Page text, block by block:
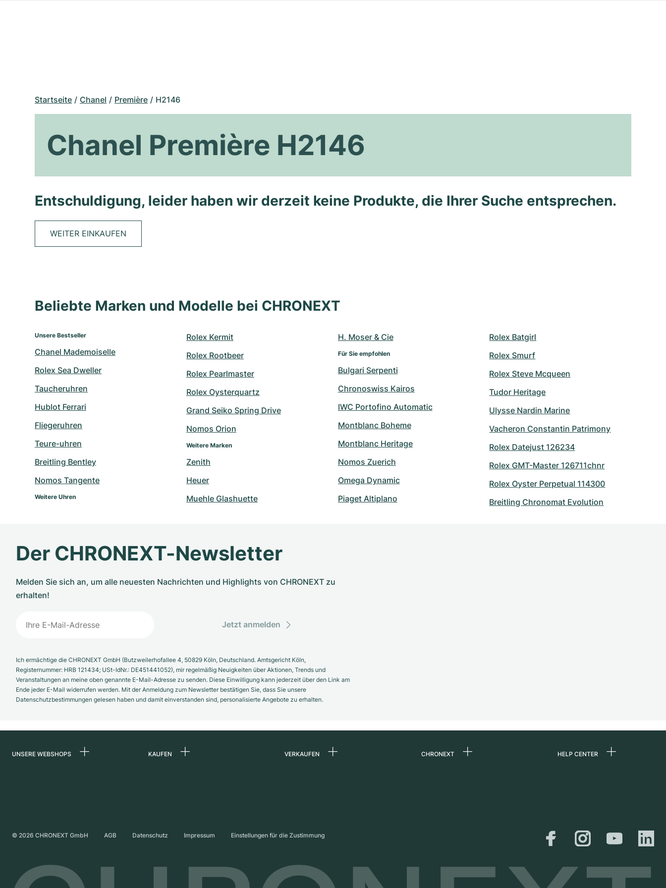
Startseite Chanel Première H2146
Chanel Première H2146
Entschuldigung, leider haben wir derzeit keine Produkte, die Ihrer Suche entsprechen.
WEITER EINKAUFEN
Beliebte Marken und Modelle bei CHRONEXT
Unsere Bestseller
Chanel Mademoiselle
Rolex Sea Dweller
Taucheruhren
Hublot Ferrari
Fliegeruhren
Teure-uhren
Breitling Bentley
Nomos Tangente
Weitere Uhren
Rolex Kermit
Rolex Rootbeer
Rolex Pearlmaster
Rolex Oysterquartz
Grand Seiko Spring Drive
Nomos Orion
Weitere Marken
Zenith
Heuer
Muehle Glashuette
H. Moser & Cie
Für Sie empfohlen
Bulgari Serpenti
Chronoswiss Kairos
IWC Portofino Automatic
Montblanc Boheme
Montblanc Heritage
Nomos Zuerich
Omega Dynamic
Piaget Altiplano
Rolex Batgirl
Rolex Smurf
Rolex Steve Mcqueen
Tudor Heritage
Ulysse Nardin Marine
Vacheron Constantin Patrimony
Rolex Datejust 126234
Rolex GMT-Master 126711chnr
Rolex Oyster Perpetual 114300
Breitling Chronomat Evolution
Der CHRONEXT-Newsletter
Melden Sie sich an, um alle neuesten Nachrichten und Highlights von CHRONEXT zu
erhalten!
Jetzt anmelden
Ich ermächtige die CHRONEXT GmbH (Butzweilerhofallee 4, 50829 Köln, Deutschland. Amtsgericht Köln,
Registernummer: HRB 121434; USt-IdNr.: DE451441052), mir regelmäßig Neuigkeiten über Aktionen, Trends und
Veranstaltungen an meine oben genannte E-Mail-Adresse zu senden. Diese Einwilligung kann jederzeit über den Link am
Ende jeder E-Mail widerrufen werden. Mit der Anmeldung zum Newsletter bestätigen Sie, dass Sie unsere
Datenschutzbestimmungen gelesen haben und damit einverstanden sind, personalisierte Angebote zu erhalten.
UNSERE WEBSHOPS
Vereinigtes Königreich
KAUFEN VERKAUFEN CHRONEXT HELP CENTER
Versand &
Rückgaberecht
© 2026 CHRONEXT GmbH AGB Datenschutz Impressum Einstellungen für die Zustimmung